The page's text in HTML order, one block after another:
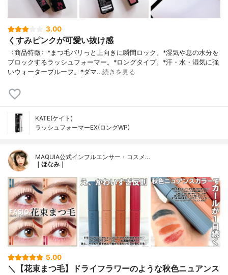
3.00
くすみピンクが可愛い抜け感
〈商品特徵〉*まつ毛バリっと上向きに瞬間ロック。*湿気や息の水分を
ブロックするラッシュフォーマー。*ロングタイプ。*汗・水・湿気に強
いウォータープルーフ。*ダマ…続きを見る
KATE(ケイト)
ラッシュフォーマーEX(ロングWP)
MAQUIA公式インフルエンサー・コスメ…
｜ほなみ｜
5.00
＼【花束まつ毛】ドライフラワーのような秋色ニュアンス